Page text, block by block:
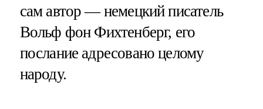
сам автор — немецкий писатель
Вольф фон Фихтенберг, его
послание адресовано целому
народу.